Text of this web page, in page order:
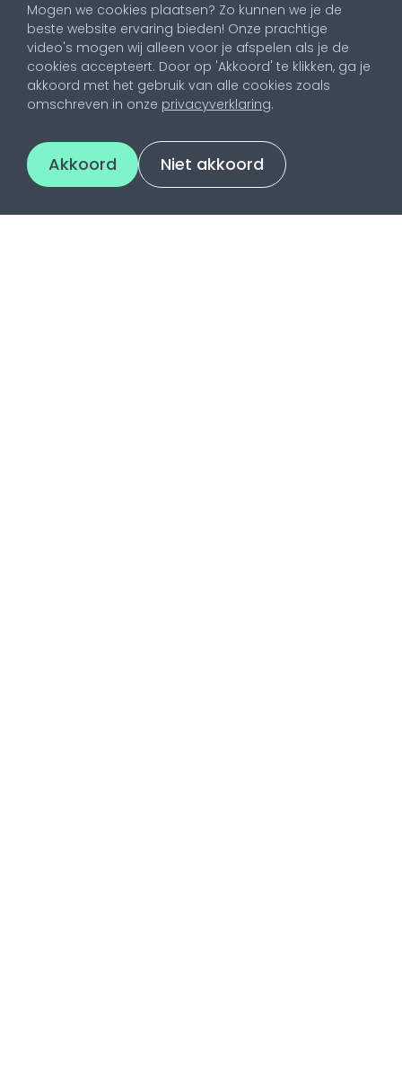
Mogen we cookies plaatsen? Zo kunnen we je de
beste website ervaring bieden! Onze prachtige
video's mogen wij alleen voor je afspelen als je de
cookies accepteert. Door op 'Akkoord' te klikken, ga je
akkoord met het gebruik van alle cookies zoals
omschreven in onze privacyverklaring.
Akkoord Niet akkoord
technisch en inhoudelijk sterke
website.
Eenvoudig te
beheren
Met een intuïtief CMS pas je